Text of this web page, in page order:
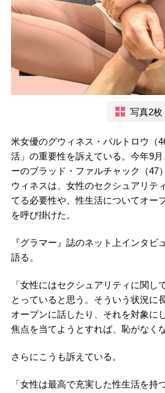
写真2枚
米女優のグウィネス・パルトロウ（
活」の重要性を訴えている。今年9
ーのブラッド・ファルチャック（47
ウィネスは、女性のセクシュアリテ
てる必要性や、性生活についてオー
を呼び掛けた。
『グラマー』誌のネット上インタビ
語る。
「女性にはセクシュアリティに関し
とっていると思う。そういう状況に
オープンに話したり、それを対象に
焦点を当てようとすれば、恥がなく
さらにこうも訴えている。
「女性は最高で充実した性生活を持